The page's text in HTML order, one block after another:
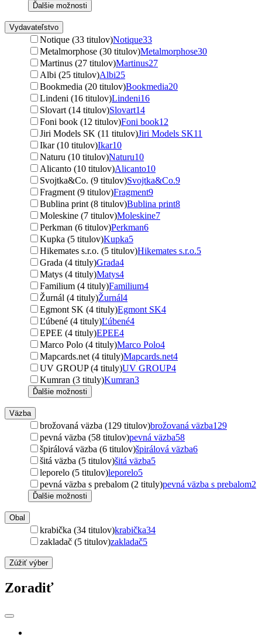
Ďalšie možnosti
Vydavateľstvo
Notique (33 titulov)Notique33
Metalmorphose (30 titulov)Metalmorphose30
Martinus (27 titulov)Martinus27
Albi (25 titulov)Albi25
Bookmedia (20 titulov)Bookmedia20
Lindeni (16 titulov)Lindeni16
Slovart (14 titulov)Slovart14
Foni book (12 titulov)Foni book12
Jiri Models SK (11 titulov)Jiri Models SK11
Ikar (10 titulov)Ikar10
Naturu (10 titulov)Naturu10
Alicanto (10 titulov)Alicanto10
Svojtka&Co. (9 titulov)Svojtka&Co.9
Fragment (9 titulov)Fragment9
Bublina print (8 titulov)Bublina print8
Moleskine (7 titulov)Moleskine7
Perkman (6 titulov)Perkman6
Kupka (5 titulov)Kupka5
Hikemates s.r.o. (5 titulov)Hikemates s.r.o.5
Grada (4 tituly)Grada4
Matys (4 tituly)Matys4
Familium (4 tituly)Familium4
Žurnál (4 tituly)Žurnál4
Egmont SK (4 tituly)Egmont SK4
Ľúbené (4 tituly)Ľúbené4
EPEE (4 tituly)EPEE4
Marco Polo (4 tituly)Marco Polo4
Mapcards.net (4 tituly)Mapcards.net4
UV GROUP (4 tituly)UV GROUP4
Kumran (3 tituly)Kumran3
Ďalšie možnosti
Väzba
brožovaná väzba (129 titulov)brožovaná väzba129
pevná väzba (58 titulov)pevná väzba58
špirálová väzba (6 titulov)špirálová väzba6
šitá väzba (5 titulov)šitá väzba5
leporelo (5 titulov)leporelo5
pevná väzba s prebalom (2 tituly)pevná väzba s prebalom2
Ďalšie možnosti
Obal
krabička (34 titulov)krabička34
zakladač (5 titulov)zakladač5
Zúžiť výber
Zoradiť